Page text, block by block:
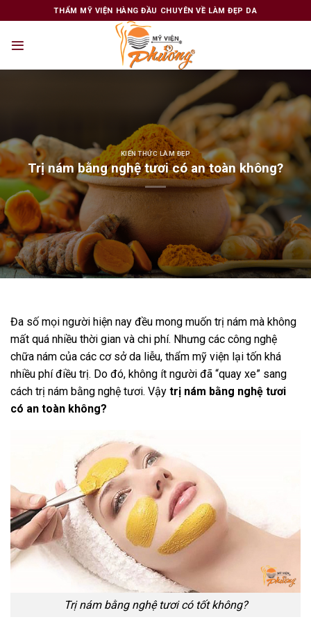
to
THẨM MỸ VIỆN HÀNG ĐẦU CHUYÊN VỀ LÀM ĐẸP DA
KIẾN THỨC LÀM ĐẸP
Trị nám bằng nghệ tươi có an toàn không?
Đa số mọi người hiện nay đều mong muốn trị nám mà không
mất quá nhiều thời gian và chi phí. Nhưng các công nghệ
chữa nám của các cơ sở da liễu, thẩm mỹ viện lại tốn khá
nhiều phí điều trị. Do đó, không ít người đã “quay xe” sang
cách trị nám bằng nghệ tươi. Vậy trị nám bằng nghệ tươi
có an toàn không?
Trị nám bằng nghệ tươi có tốt không?